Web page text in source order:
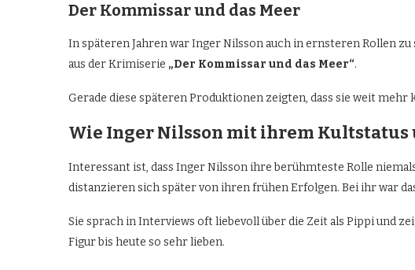
Der Kommissar und das Meer
In späteren Jahren war Inger Nilsson auch in ernsteren Rollen
aus der Krimiserie „Der Kommissar und das Meer“.
Gerade diese späteren Produktionen zeigten, dass sie weit
Wie Inger Nilsson mit ihrem Kultstatus
Interessant ist, dass Inger Nilsson ihre berühmteste Rolle
distanzieren sich später von ihren frühen Erfolgen. Bei ihr war
Sie sprach in Interviews oft liebevoll über die Zeit als Pippi und
Figur bis heute so sehr lieben.